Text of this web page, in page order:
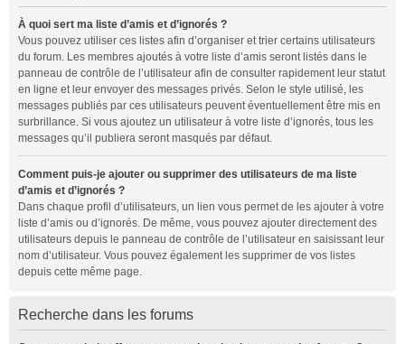
À quoi sert ma liste d’amis et d’ignorés ?
Vous pouvez utiliser ces listes afin d’organiser et trier certains utilisateurs
du forum. Les membres ajoutés à votre liste d’amis seront listés dans le
panneau de contrôle de l’utilisateur afin de consulter rapidement leur statut
en ligne et leur envoyer des messages privés. Selon le style utilisé, les
messages publiés par ces utilisateurs peuvent éventuellement être mis en
surbrillance. Si vous ajoutez un utilisateur à votre liste d’ignorés, tous les
messages qu’il publiera seront masqués par défaut.
Comment puis-je ajouter ou supprimer des utilisateurs de ma liste
d’amis et d’ignorés ?
Dans chaque profil d’utilisateurs, un lien vous permet de les ajouter à votre
liste d’amis ou d’ignorés. De même, vous pouvez ajouter directement des
utilisateurs depuis le panneau de contrôle de l’utilisateur en saisissant leur
nom d’utilisateur. Vous pouvez également les supprimer de vos listes
depuis cette même page.
Recherche dans les forums